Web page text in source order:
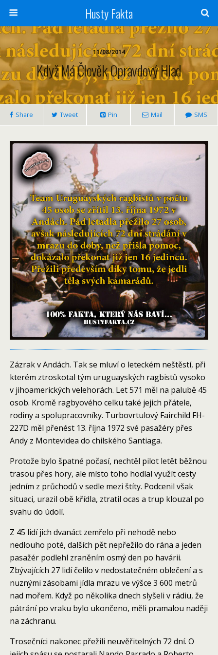
Husty Fakta
11/08/2014
Když Má Člověk Opravdový Hlad
Share Tweet Pin Mail SMS
Zázrak v Andách. Tak se mluví o leteckém neštěstí, při
kterém ztroskotal tým uruguayských ragbistů vysoko
v jihoamerických velehorách. Let 571 měl na palubě 45
osob. Kromě ragbyového celku také jejich přátele,
rodiny a spolupracovníky. Turbovrtulový Fairchild FH-
227D měl přenést 13. října 1972 své pasažéry přes
Andy z Montevidea do chilského Santiaga.
Protože bylo špatné počasí, nechtěl pilot letět běžnou
trasou přes hory, ale místo toho hodlal využít cesty
jedním z průchodů v sedle mezi štíty. Podcenil však
situaci, urazil obě křídla, ztratil ocas a trup klouzal po
svahu do údolí.
Z 45 lidí jich dvanáct zemřelo při nehodě nebo
nedlouho poté, dalších pět nepřežilo do rána a jeden
pasažér podlehl zraněním osmý den po havárii.
Zbývajících 27 lidí čelilo v nedostatečném oblečení a s
nuznými zásobami jídla mrazu ve výšce 3 600 metrů
nad mořem. Když po několika dnech slyšeli v rádiu, že
pátrání po vraku bylo ukončeno, měli pramalou naději
na záchranu.
Trosečníci nakonec přežili neuvěřitelných 72 dní. O